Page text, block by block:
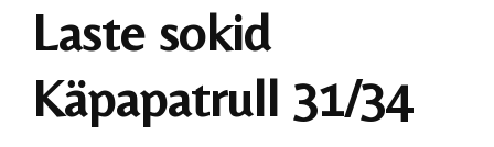
Laste sokid
Käpapatrull 31/34